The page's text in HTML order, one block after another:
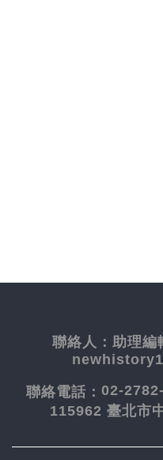
聯絡人： 助理
聯絡電話： 02-
115962 臺北市